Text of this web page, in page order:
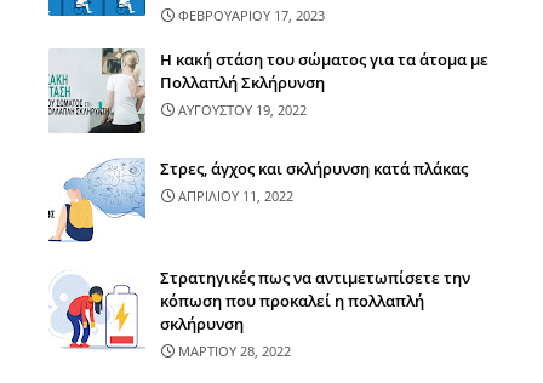
ΦΕΒΡΟΥΑΡΙΟΥ 17, 2023
Η κακή στάση του σώματος για τα άτομα με
Πολλαπλή Σκλήρυνση
ΑΥΓΟΥΣΤΟΥ 19, 2022
Στρες, άγχος και σκλήρυνση κατά πλάκας
ΑΠΡΙΛΙΟΥ 11, 2022
Στρατηγικές πως να αντιμετωπίσετε την
κόπωση που προκαλεί η πολλαπλή
σκλήρυνση
ΜΑΡΤΙΟΥ 28, 2022